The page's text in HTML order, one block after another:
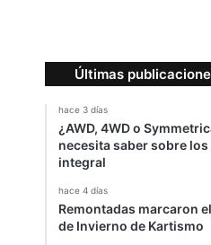
Últimas
hace 3 días
¿AWD, 4WD o
necesita saber sobre
integral
hace 4 días
Remontadas marcaron
de Invierno de Kartismo